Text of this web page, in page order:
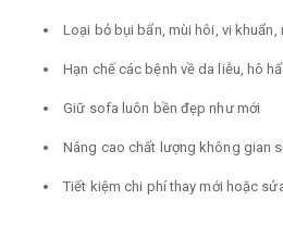
Loại bỏ bụi bẩn, mùi hôi, vi khuẩn,
Hạn chế các bệnh về da liễu, hô
Giữ sofa luôn bền đẹp như mới
Nâng cao chất lượng không gian
Tiết kiệm chi phí thay mới hoặc